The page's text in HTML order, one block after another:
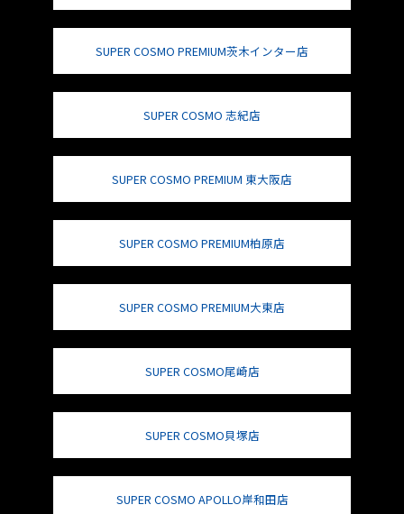
SUPER COSMO PREMIUM茨木インター店
SUPER COSMO 志紀店
SUPER COSMO PREMIUM 東大阪店
SUPER COSMO PREMIUM柏原店
SUPER COSMO PREMIUM大東店
SUPER COSMO尾崎店
SUPER COSMO貝塚店
SUPER COSMO APOLLO岸和田店